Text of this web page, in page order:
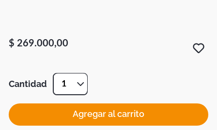
$ 269.000,00
Cantidad 1
Agregar al carrito